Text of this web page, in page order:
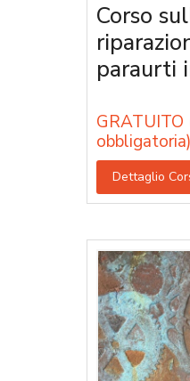
Corso
paraurti
GRATUITO
obbligatoria)
Dettaglio